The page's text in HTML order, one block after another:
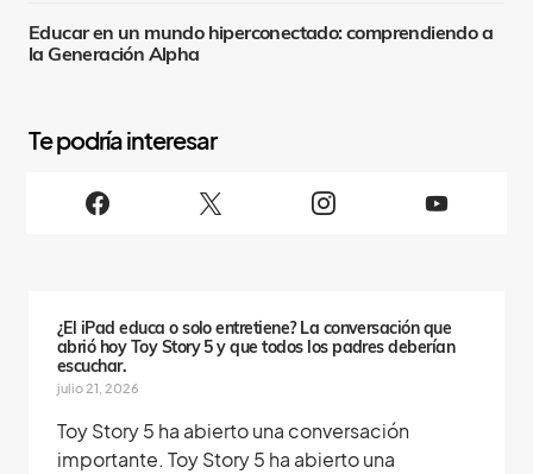
Educar en un mundo hiperconectado: comprendiendo a
la Generación Alpha
S
¿El iPad educa o solo entretiene? La conversación que
abrió hoy Toy Story 5 y que todos los padres deberían
escuchar.
julio 21, 2026
Toy Story 5 ha abierto una conversación
importante. Toy Story 5 ha abierto una